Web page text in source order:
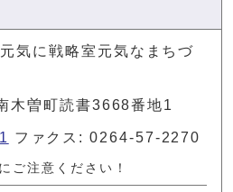
気に戦略室元気なまちづ
木曽町読書3668番地1
ファクス: 0264-57-2270
ご注意ください！